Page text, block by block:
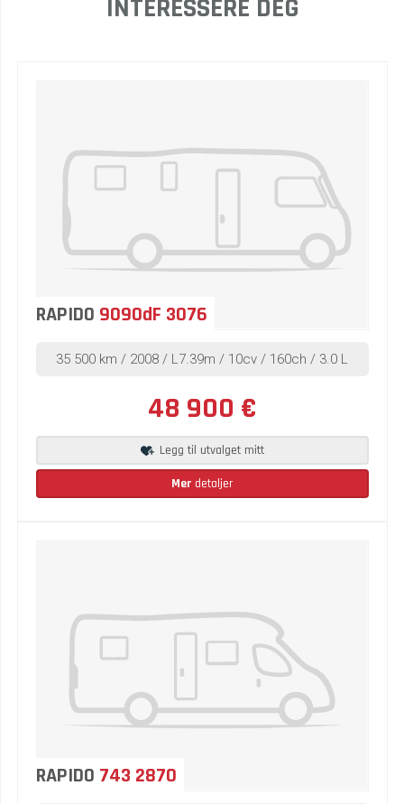
INTERESSERE DEG
RAPIDO 9090dF 3076
35 500 km / 2008 / L7.39m / 10cv / 160ch / 3.0 L
48 900 €
Legg til utvalget mitt
Mer detaljer
RAPIDO 743 2870